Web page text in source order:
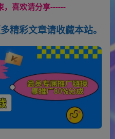
，喜欢请分享------
精彩文章请收藏本站。